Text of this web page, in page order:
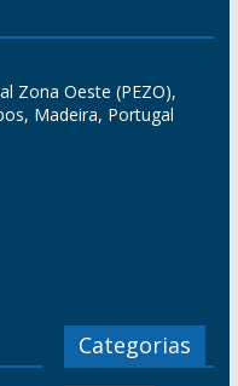
Zona Oeste (PEZO),
Madeira, Portugal
Categorias